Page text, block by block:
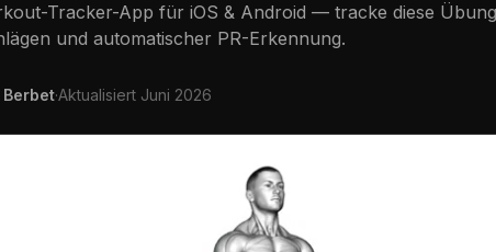
Tracker-App für iOS & Android — tracke diese
und automatischer PR-Erkennung.
·Aktualisiert Juni 2026